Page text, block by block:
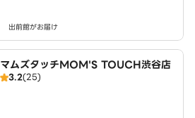
出前館がお届け
マムズタッチMOM'S TOUCH渋谷店
3.2(25)